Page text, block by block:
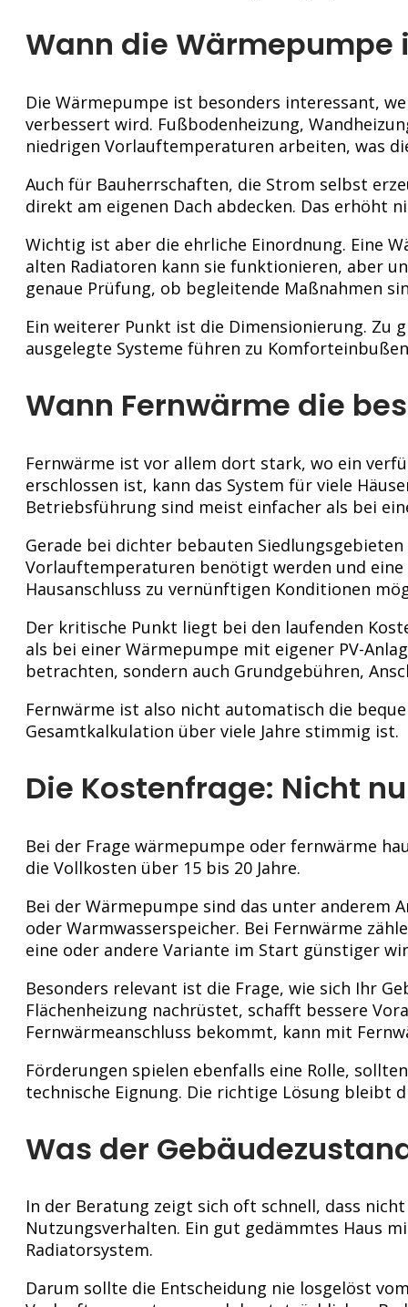
Wann die Wärmepumpe
Die Wärmepumpe ist besonders interessant,
verbessert wird. Fußbodenheizung,
niedrigen Vorlauftemperaturen arbeiten, was
Auch für Bauherrschaften, die Strom selbst
direkt am eigenen Dach abdecken. Das erhöht
Wichtig ist aber die ehrliche Einordnung. Eine
alten Radiatoren kann sie funktionieren, aber
genaue Prüfung, ob begleitende Maßnahmen
Ein weiterer Punkt ist die Dimensionierung. Zu
ausgelegte Systeme führen zu
Wann Fernwärme die
Fernwärme ist vor allem dort stark, wo ein
erschlossen ist, kann das System für viele
Betriebsführung sind meist einfacher als bei
Gerade bei dichter bebauten
Vorlauftemperaturen benötigt werden und
Hausanschluss zu vernünftigen Konditionen
Der kritische Punkt liegt bei den laufenden
als bei einer Wärmepumpe mit eigener PV-
betrachten, sondern auch Grundgebühren,
Fernwärme ist also nicht automatisch die
Gesamtkalkulation über viele Jahre stimmig ist.
Die Kostenfrage: Nicht
Bei der Frage wärmepumpe oder fernwärme
die Vollkosten über 15 bis 20 Jahre.
Bei der Wärmepumpe sind das unter anderem
oder Warmwasserspeicher. Bei Fernwärme
eine oder andere Variante im Start günstiger
Besonders relevant ist die Frage, wie sich Ihr
Flächenheizung nachrüstet, schafft bessere
Fernwärmeanschluss bekommt, kann mit
Förderungen spielen ebenfalls eine Rolle,
technische Eignung. Die richtige Lösung bleibt
Was der
In der Beratung zeigt sich oft schnell, dass
Nutzungsverhalten. Ein gut gedämmtes Haus
Radiatorsystem.
Darum sollte die Entscheidung nie losgelöst